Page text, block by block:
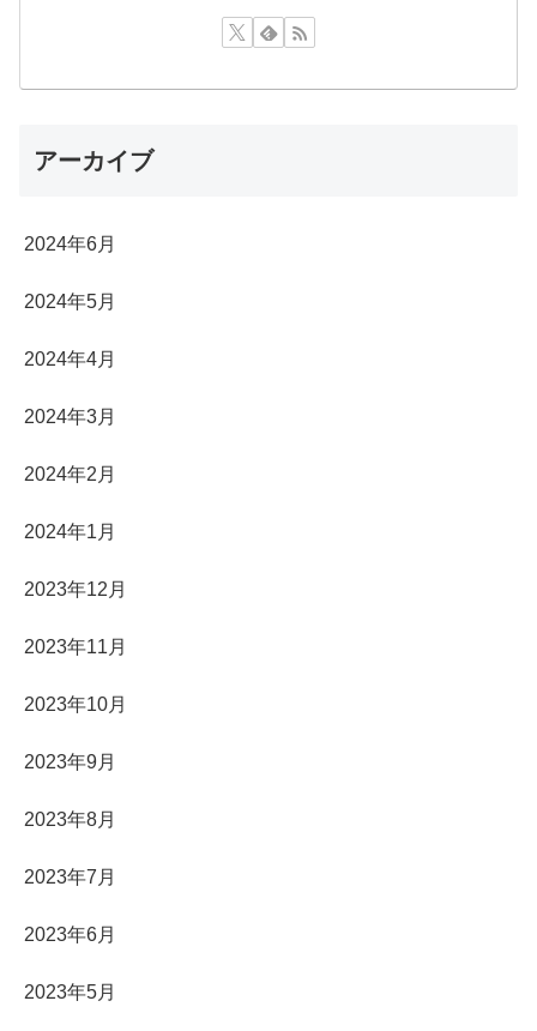
アーカイブ
2024年6月
2024年5月
2024年4月
2024年3月
2024年2月
2024年1月
2023年12月
2023年11月
2023年10月
2023年9月
2023年8月
2023年7月
2023年6月
2023年5月